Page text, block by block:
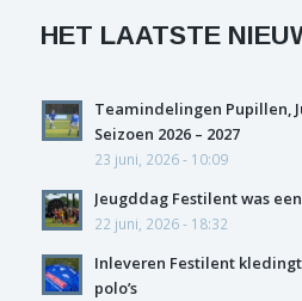
HET LAATSTE
Teamindelingen Pupillen,
Seizoen 2026 – 2027
23 juni, 2026 - 10:09
Jeugddag Festilent was
22 juni, 2026 - 18:32
Inleveren Festilent
polo’s